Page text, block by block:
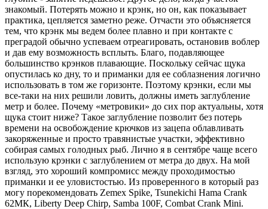
знакомый. Потерять можно и крэнк, но он, как показывает
практика, цепляется заметно реже. Отчасти это объясняется
тем, что крэнк мы ведем более плавно и при контакте с
преградой обычно успеваем отреагировать, остановив воблер
и дав ему возможность всплыть. Благо, подавляющее
большинство крэнков плавающие. Поскольку сейчас щука
опустилась ко дну, то и приманки для ее соблазнения логично
использовать в том же горизонте. Поэтому крэнки, если мы
все-таки на них решили ловить, должны иметь заглубление
метр и более. Почему «метровики» до сих пор актуальны, хотя
щука стоит ниже? Такое заглубление позволит без потерь
времени на освобождение крючков из зацепа облавливать
закоряженные и просто травянистые участки, эффективно
собирая самых голодных рыб. Лично я в сентябре чаще всего
использую крэнки с заглублением от метра до двух. На мой
взгляд, это хороший компромисс между проходимостью
приманки и ее уловистостью. Из проверенного в который раз
могу порекомендовать Zemex Spike, Tsunekichi Hama Crank
62МК, Liberty Deep Chirp, Samba 100F, Combat Crank Mini.